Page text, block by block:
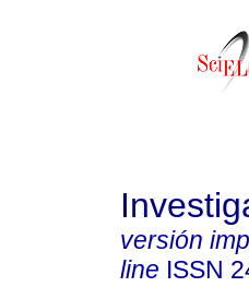
versión
line ISSN